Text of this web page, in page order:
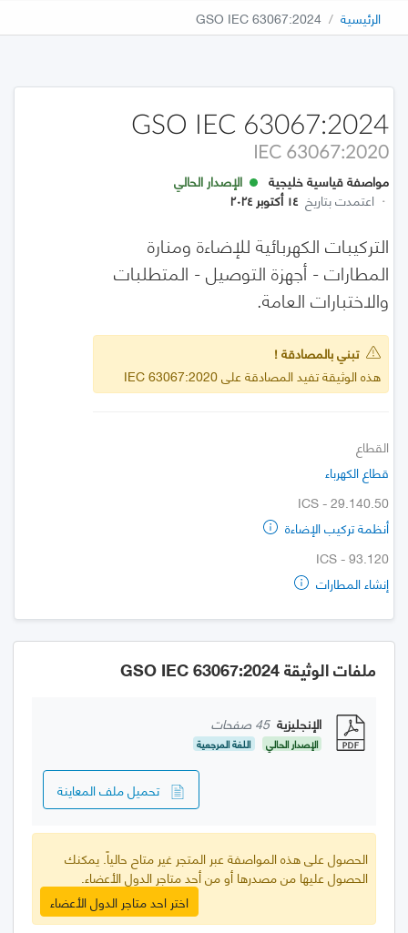
الرئيسية GSO IEC 63067:2024
GSO IEC 63067:2024
IEC 63067:2020
مواصفة قياسية خليجية
الإصدار الحالي
· اعتمدت بتاريخ ١٤ أكتوبر ٢٠٢٤
التركيبات الكهربائية للإضاءة ومنارة
المطارات - أجهزة التوصيل - المتطلبات
والاختبارات العامة.
تبني بالمصادقة !
هذه الوثيقة تفيد المصادقة على IEC 63067:2020
القطاع
قطاع الكهرباء
ICS - 29.140.50
أنظمة تركيب الإضاءة
ICS - 93.120
إنشاء المطارات
ملفات الوثيقة GSO IEC 63067:2024
الإنجليزية 45 صفحات
الإصدار الحالي اللغة المرجعية
تحميل ملف المعاينة
الحصول على هذه المواصفة عبر المتجر غير متاح حالياً. يمكنك
الحصول عليها من مصدرها أو من أحد متاجر الدول الأعضاء.
اختر احد متاجر الدول الأعضاء